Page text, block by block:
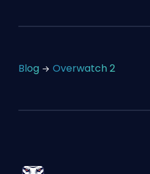
Blog Overwatch 2